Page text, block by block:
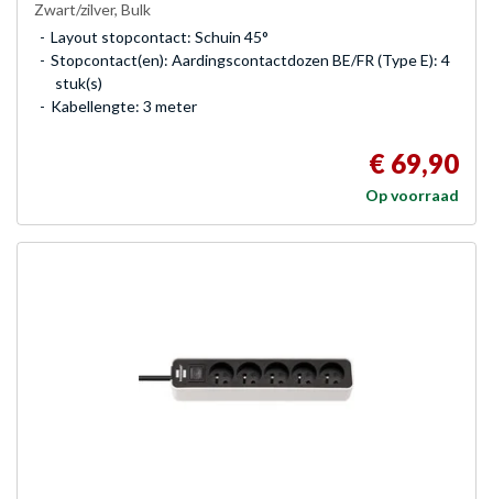
Zwart/zilver, Bulk
Layout stopcontact: Schuin 45°
Stopcontact(en): Aardingscontactdozen BE/FR (Type E): 4
stuk(s)
Kabellengte: 3 meter
€ 69,90
Op voorraad